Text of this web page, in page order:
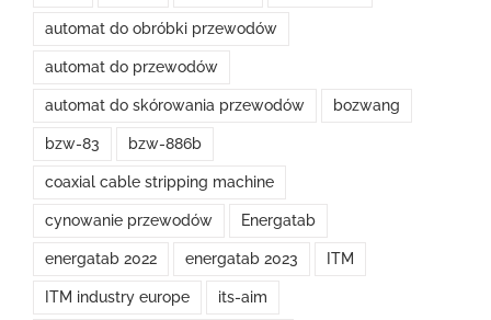
automat do obróbki przewodów
automat do przewodów
automat do skórowania przewodów bozwang
bzw-83 bzw-886b
coaxial cable stripping machine
cynowanie przewodów Energatab
energatab 2022 energatab 2023 ITM
ITM industry europe its-aim